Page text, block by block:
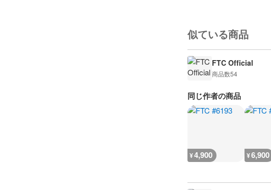
似ている商品
FTC Official
商品数54
同じ作者の商品
¥4,900 ¥6,900